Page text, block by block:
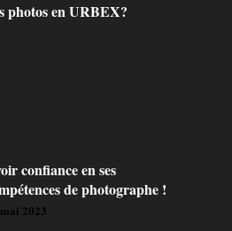
photos en URBEX?
confiance en ses
de photographe !
2023